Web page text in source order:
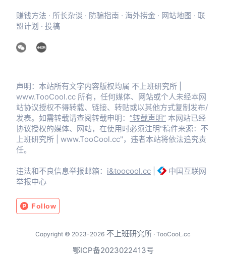
赚钱方法 · 所长杂谈 · 防骗指南 · 海外捞金 · 网站地图 · 联
盟计划 · 投稿
声明：本站所有文字内容版权均属 不上班研究所 |
www.TooCool.cc 所有，任何媒体、网站或个人未经本网
站协议授权不得转载、链接、转贴或以其他方式复制发布/
发表。如需转载请查阅转载申明： ”转载声明“ 本网站已经
协议授权的媒体、网站，在使用时必须注明"稿件来源：不
上班研究所 | www.TooCool.cc"，违者本站将依法追究责
任。
违法和不良信息举报邮箱： i&toocool.cc
中国互联网
举报中心
Copyright © 2023-2026 不上班研究所 · TooCooL.cc
鄂ICP备2023022413号